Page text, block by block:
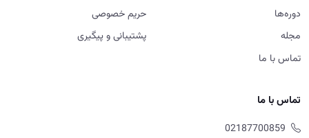
دوره‌ها
مجله
تماس با ما
حریم خصوصی
پشتیبانی و پیگیری
تماس با ما
02187700859